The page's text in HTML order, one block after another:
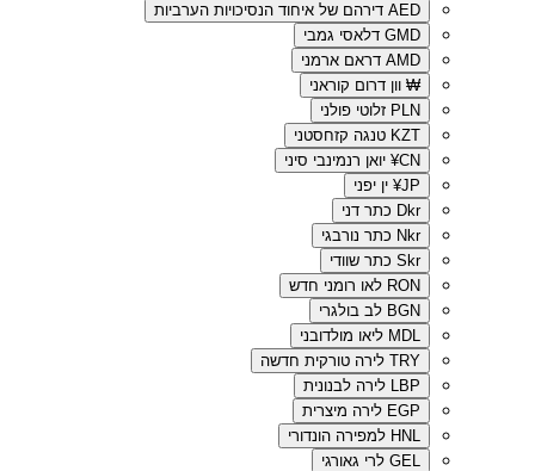
AED דירהם של איחוד הנסיכויות הערביות
GMD דלאסי גמבי
AMD דראם ארמני
₩ וון דרום קוראני
PLN זלוטי פולני
KZT טנגה קזחסטני
CN¥
יואן רנמינבי סיני
JP¥
ין יפני
Dkr כתר דני
Nkr כתר נורבגי
Skr כתר שוודי
RON לאו רומני חדש
BGN לב בולגרי
MDL ליאו מולדובני
TRY לירה טורקית חדשה
LBP לירה לבנונית
EGP לירה מיצרית
HNL למפירה הונדורי
GEL לרי גאורגי